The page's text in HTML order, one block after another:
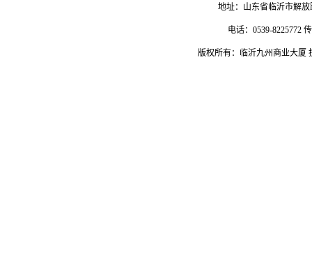
地址：山东省临沂市解放
电话：0539-8225772
版权所有：临沂九州商业大厦